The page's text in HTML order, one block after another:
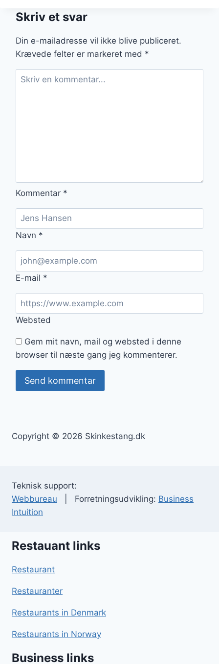
OG
Skriv et svar
Din e-mailadresse vil ikke blive publiceret.
Krævede felter er markeret med *
Kommentar *
Navn *
E-mail *
Websted
Gem mit navn, mail og websted i denne
browser til næste gang jeg kommenterer.
Copyright © 2026 Skinkestang.dk
Teknisk support:
Webbureau | Forretningsudvikling: Business
Intuition
Restauant links
Restaurant
Restauranter
Restaurants in Denmark
Restaurants in Norway
Business links